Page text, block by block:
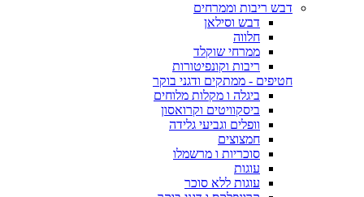
דבש ריבות וממרחים
דבש וסילאן
חלווה
ממרחי שוקלד
ריבות וקונפיטורות
חטיפים - ממתקים ודגני בוקר
ביגלה ו מקלות מלוחים
ביסקוויטים וקרואסון
וופלים וגביעי גלידה
חמצוצים
סוכריות ו מרשמלו
עוגות
עוגות ללא סוכר